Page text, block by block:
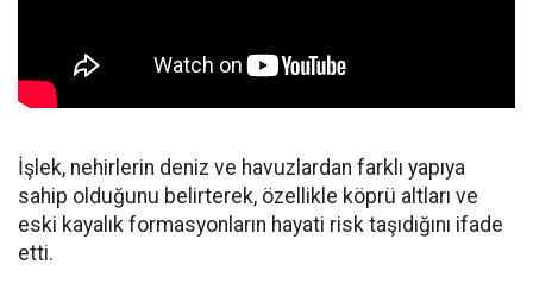
İşlek, nehirlerin deniz ve havuzlardan farklı yapıya
sahip olduğunu belirterek, özellikle köprü altları ve
eski kayalık formasyonların hayati risk taşıdığını ifade
etti.